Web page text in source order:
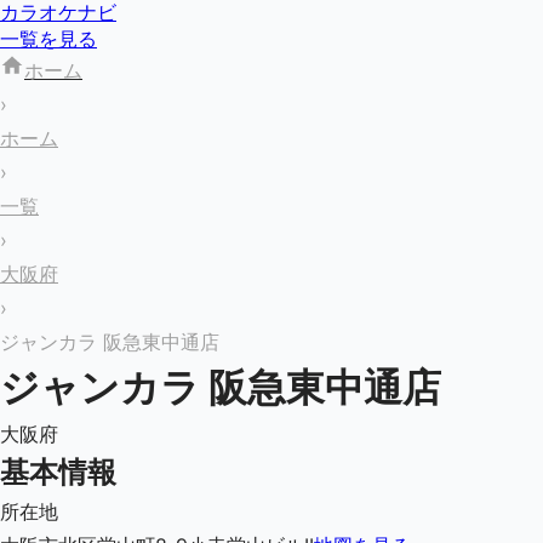
カラオケナビ
一覧を見る
ホーム
›
ホーム
›
一覧
›
大阪府
›
ジャンカラ 阪急東中通店
ジャンカラ 阪急東中通店
大阪府
基本情報
所在地